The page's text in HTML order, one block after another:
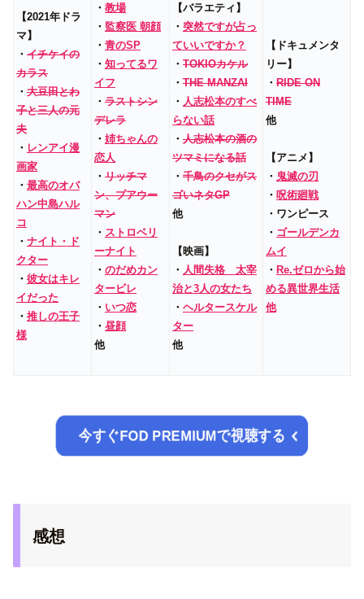
【2021年ドラ
マ】
・ イチケイの
カラス
・ 大豆田とわ
子と三人の元
夫
・ レンアイ漫
画家
・ 最高のオバ
ハン中島ハル
コ
・ ナイト・ド
クター
・ 彼女はキレ
イだった
・ 推しの王子
様
・ 教場
・ 監察医 朝顔
・ 青のSP
・ 知ってるワ
イフ
・ ラストシン
デレラ
・ 姉ちゃんの
恋人
・ リッチマ
ン、プアウー
マン
・ ストロベリ
ーナイト
・ のだめカン
タービレ
・ いつ恋
・ 昼顔
他
【バラエティ】
・ 突然ですが占っ
ていいですか？
・ TOKIOカケル
・ THE MANZAI
・ 人志松本のすべ
らない話
・ 人志松本の酒の
ツマミになる話
・ 千鳥のクセがス
ゴいネタGP
他
【映画】
・ 人間失格 太宰
治と3人の女たち
・ ヘルタースケル
ター
他
【ドキュメンタ
リー】
・ RIDE ON
TIME
他
【アニメ】
・ 鬼滅の刃
・ 呪術廻戦
・ワンピース
・ ゴールデンカ
ムイ
・ Re.ゼロから始
める異世界生活
他
今すぐFOD PREMIUMで視聴する
感想